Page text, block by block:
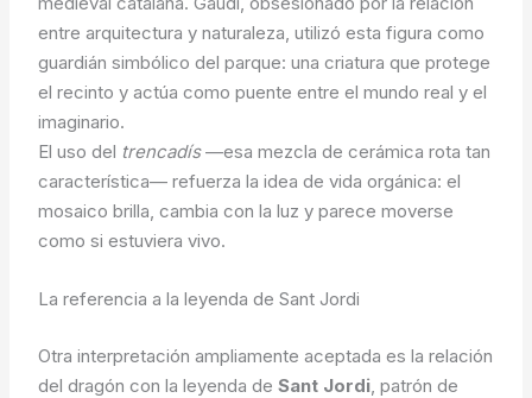
entre arquitectura y naturaleza, utilizó esta figura como
guardián simbólico del parque: una criatura que protege
el recinto y actúa como puente entre el mundo real y el
imaginario.
El uso del trencadís—esa mezcla de cerámica rota tan
característica— refuerza la idea de vida orgánica: el
mosaico brilla, cambia con la luz y parece moverse
como si estuviera vivo.
La referencia a la leyenda de Sant Jordi
Otra interpretación ampliamente aceptada es la relación
del dragón con la leyenda deSant Jordi, patrón de